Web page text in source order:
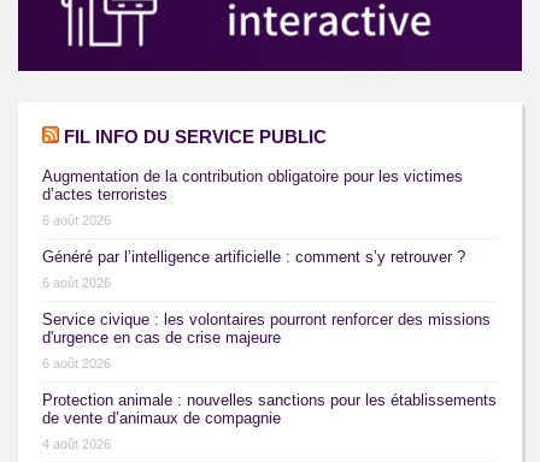
FIL INFO DU SERVICE PUBLIC
Augmentation de la contribution obligatoire pour les victimes
d’actes terroristes
6 août 2026
Généré par l’intelligence artificielle : comment s’y retrouver ?
6 août 2026
Service civique : les volontaires pourront renforcer des missions
d'urgence en cas de crise majeure
6 août 2026
Protection animale : nouvelles sanctions pour les établissements
de vente d’animaux de compagnie
4 août 2026